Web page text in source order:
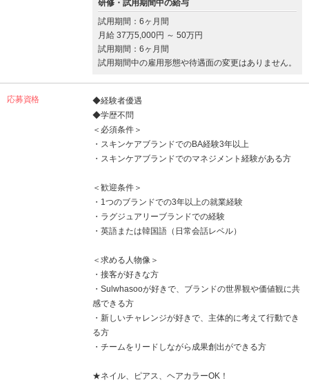
研修・試用期間中の給与
試用期間：6ヶ月間
月給 37万5,000円 ～ 50万円
試用期間：6ヶ月間
試用期間中の雇用形態や待遇面の変更はありません。
応募資格
◆経験者優遇
◆学歴不問
＜必須条件＞
・スキンケアブランドでのBA経験3年以上
・スキンケアブランドでのマネジメント経験がある方
＜歓迎条件＞
・1つのブランドでの3年以上の就業経験
・ラグジュアリーブランドでの経験
・英語または韓国語（日常会話レベル）
＜求める人物像＞
・接客が好きな方
・Sulwhasooが好きで、ブランドの世界観や価値観に共
感できる方
・新しいチャレンジが好きで、主体的に考えて行動でき
る方
・チームをリードしながら成果創出ができる方
★ネイル、ピアス、ヘアカラーOK！